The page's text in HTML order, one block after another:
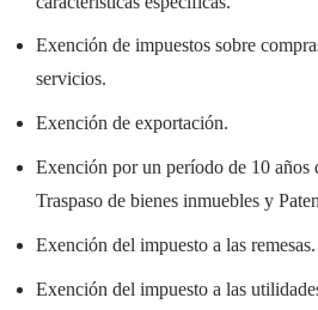
Exención de impuestos sobre
servicios.
Exención de exportación.
Exención por un período de 10 años
Traspaso de bienes inmuebles y
Exención del impuesto a las remesas.
Exención del impuesto a las